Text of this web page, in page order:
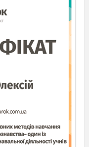
рівні
частина
та світлова
та його
фотосинтезу
та шляхи